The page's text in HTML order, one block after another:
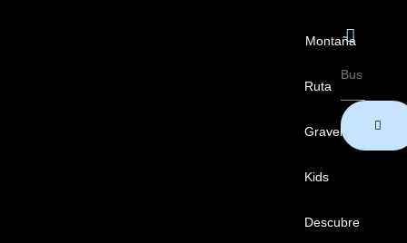
Montaña
Ruta
Gravel
Kids
Descubre